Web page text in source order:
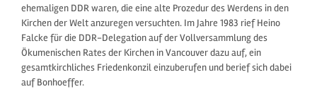
ehemaligen DDR waren, die eine alte Prozedur des Werdens in den
Kirchen der Welt anzuregen versuchten. Im Jahre 1983 rief Heino
Falcke für die DDR-Delegation auf der Vollversammlung des
Ökumenischen Rates der Kirchen in Vancouver dazu auf, ein
gesamtkirchliches Friedenkonzil einzuberufen und berief sich dabei
auf Bonhoeffer.